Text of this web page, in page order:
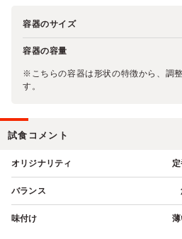
容器のサイズ
容器の容量
※こちらの容器は形状の特徴から、調
す。
試食コメント
オリジナリティ
バランス
味付け